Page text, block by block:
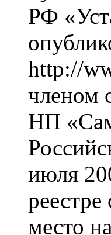
РФ
http://
членом
НП
июля
место